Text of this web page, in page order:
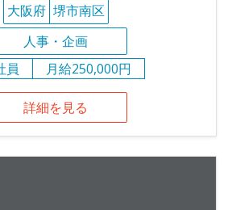
大阪府 堺市南区
人事・企画
員
月給250,000円
詳細を見る